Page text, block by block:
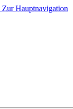
Zur Hauptnavigation